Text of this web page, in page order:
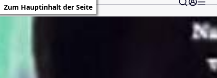
Zum Hauptinhalt der Seite